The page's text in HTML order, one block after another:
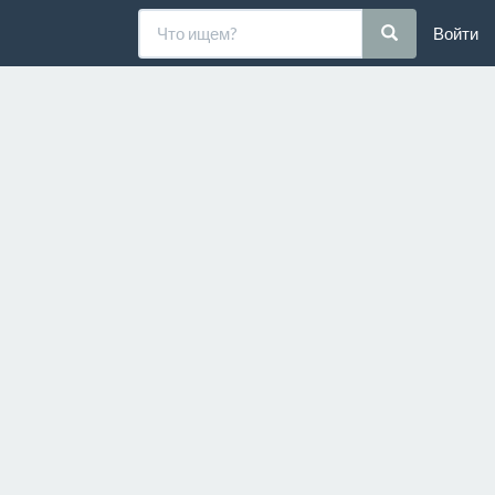
Войти